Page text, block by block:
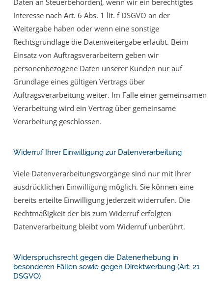
Interesse nach Art. 6 Abs. 1 lit. f DSGVO an der
Weitergabe haben oder wenn eine sonstige
Rechtsgrundlage die Datenweitergabe erlaubt. Beim
Einsatz von Auftragsverarbeitern geben wir
personenbezogene Daten unserer Kunden nur auf
Grundlage eines gültigen Vertrags über
Auftragsverarbeitung weiter. Im Falle einer gemeinsamen
Verarbeitung wird ein Vertrag über gemeinsame
Verarbeitung geschlossen.
Widerruf Ihrer Einwilligung zur Datenverarbeitung
Viele Datenverarbeitungsvorgänge sind nur mit Ihrer
ausdrücklichen Einwilligung möglich. Sie können eine
bereits erteilte Einwilligung jederzeit widerrufen. Die
Rechtmäßigkeit der bis zum Widerruf erfolgten
Datenverarbeitung bleibt vom Widerruf unberührt.
Widerspruchsrecht gegen die Datenerhebung in
besonderen Fällen sowie gegen Direktwerbung (Art. 21
DSGVO)